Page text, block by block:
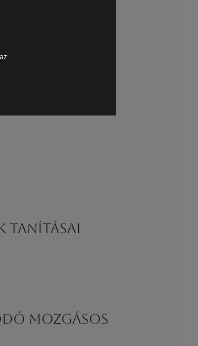
tanításai
mozgásos